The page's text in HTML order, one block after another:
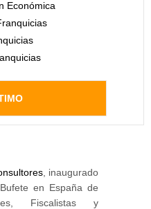
Económica
, inaugurado
en España de
Fiscalistas y